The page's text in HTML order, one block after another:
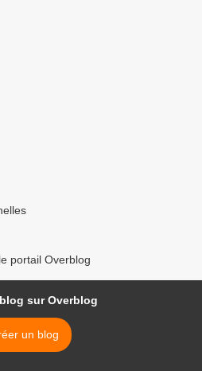
portail Overblog
sur Overblog
un blog